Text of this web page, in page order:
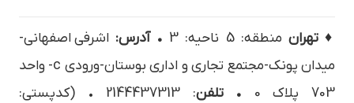
♦ تهران منطقه: 5 ناحیه: 3 • آدرس: اشرفي اصفهاني-
ميدان پونك-مجتمع تجاري و اداري بوستان-ورودي c- واحد
703 پلاک 0
• تلفن
: 2144437313 • (کدپستی: